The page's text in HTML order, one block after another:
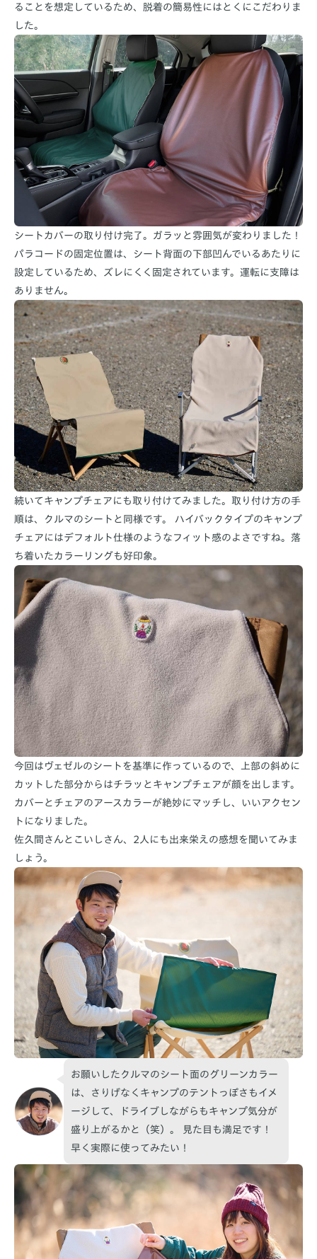
ることを想定しているため、脱着の簡易性にはとくにこだわりま
した。
シートカバーの取り付け完了。ガラッと雰囲気が変わりました！
パラコードの固定位置は、シート背面の下部凹んでいるあたりに
設定しているため、ズレにくく固定されています。運転に支障は
ありません。
続いてキャンプチェアにも取り付けてみました。取り付け方の手
順は、クルマのシートと同様です。 ハイバックタイプのキャンプ
チェアにはデフォルト仕様のようなフィット感のよさですね。落
ち着いたカラーリングも好印象。
今回はヴェゼルのシートを基準に作っているので、上部の斜めに
カットした部分からはチラッとキャンプチェアが顔を出します。
カバーとチェアのアースカラーが絶妙にマッチし、いいアクセン
トになりました。
佐久間さんとこいしさん、2人にも出来栄えの感想を聞いてみま
しょう。
お願いしたクルマのシート面のグリーンカラー
は、さりげなくキャンプのテントっぽさもイメ
ージして、ドライブしながらもキャンプ気分が
盛り上がるかと（笑）。 見た目も満足です！
早く実際に使ってみたい！